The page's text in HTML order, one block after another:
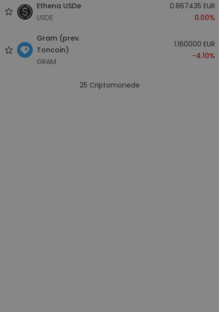
Ethena USDe
USDE
0.867435 EUR
0.00%
Gram (prev.
Toncoin)
GRAM
1.160000 EUR
-4.10%
25 Criptomonede